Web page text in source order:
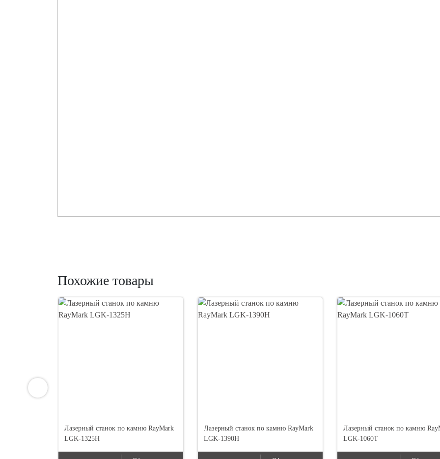
Похожие товары
Лазерный станок по камню RayMark
LGK-1325H
Лазерный станок по камню RayMark
LGK-1390H
Лазерный станок по камню
LGK-1060T